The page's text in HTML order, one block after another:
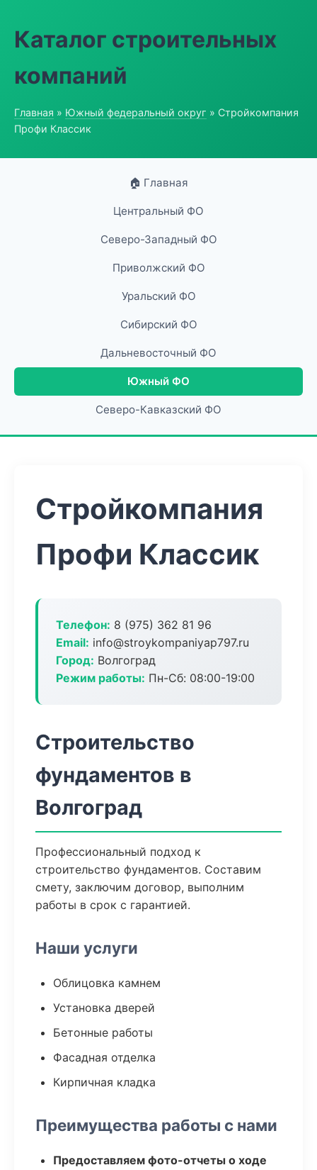
Каталог строительных
компаний
Главная » Южный федеральный округ » Стройкомпания
Профи Классик
🏠 Главная
Центральный ФО
Северо-Западный ФО
Приволжский ФО
Уральский ФО
Сибирский ФО
Дальневосточный ФО
Южный ФО
Северо-Кавказский ФО
Стройкомпания
Профи Классик
Телефон: 8 (975) 362 81 96
Email: info@stroykompaniyap797.ru
Город: Волгоград
Режим работы: Пн-Сб: 08:00-19:00
Строительство
фундаментов в
Волгоград
Профессиональный подход к
строительство фундаментов. Составим
смету, заключим договор, выполним
работы в срок с гарантией.
Наши услуги
Облицовка камнем
Установка дверей
Бетонные работы
Фасадная отделка
Кирпичная кладка
Преимущества работы с нами
Предоставляем фото-отчеты о ходе